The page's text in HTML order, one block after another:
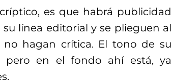
es que habrá publicidad
línea editorial y se plieguen al
hagan crítica. El tono de su
pero en el fondo ahí está, ya